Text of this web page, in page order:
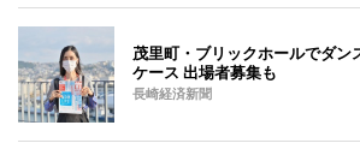
茂里町・ブリックホールでダン
ケース 出場者募集も
長崎経済新聞